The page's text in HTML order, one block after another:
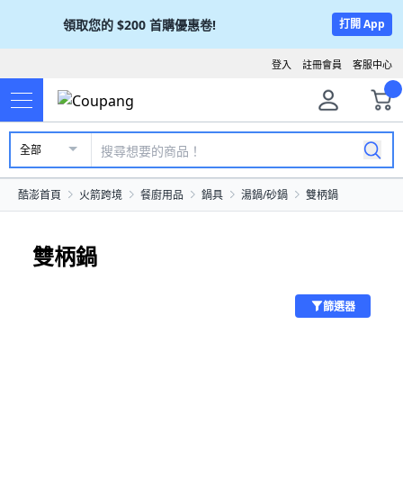
領取您的 $200 首購優惠卷! 打開 App
客服中心
註冊會員
登入
全部
酷澎首頁 火箭跨境 餐廚用品 鍋具 湯鍋/砂鍋 雙柄鍋
雙柄鍋
篩選器